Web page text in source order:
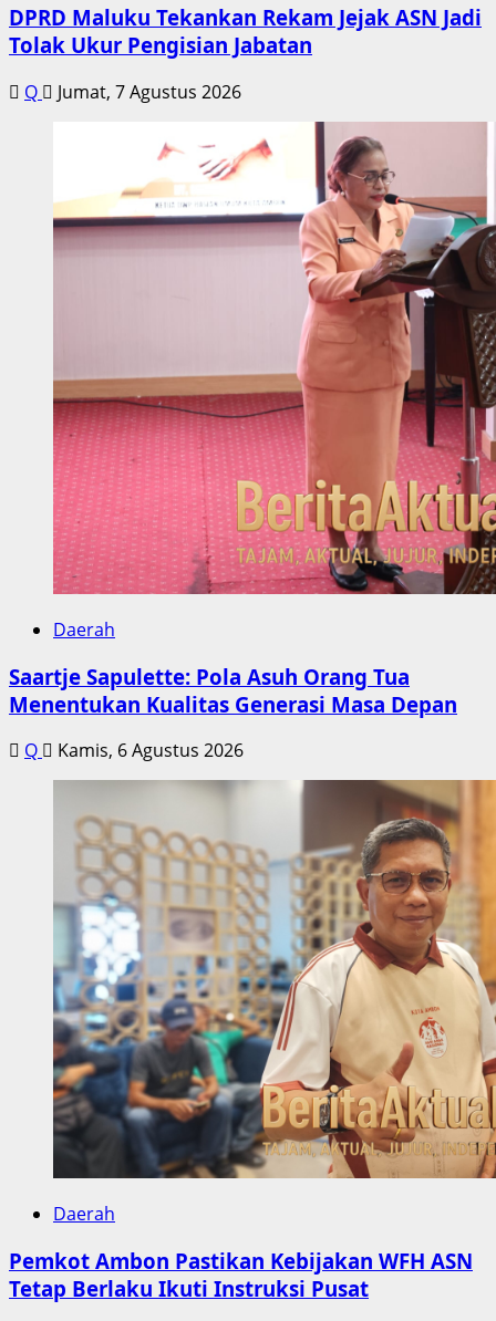
DPRD Maluku Tekankan Rekam Jejak ASN Jadi
Tolak Ukur Pengisian Jabatan
Q Jumat, 7 Agustus 2026
Daerah
Saartje Sapulette: Pola Asuh Orang Tua
Menentukan Kualitas Generasi Masa Depan
Q Kamis, 6 Agustus 2026
Daerah
Pemkot Ambon Pastikan Kebijakan WFH ASN
Tetap Berlaku Ikuti Instruksi Pusat